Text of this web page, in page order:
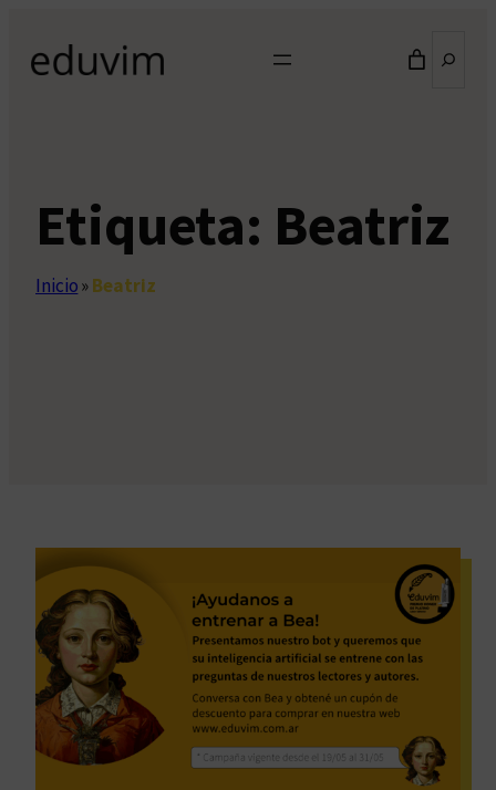
contenido
Etiqueta: Beatriz
Inicio»Beatriz